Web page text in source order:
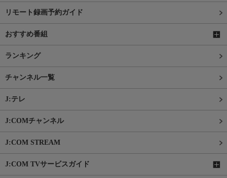
リモート録画予約ガイド
おすすめ番組
ランキング
チャンネル一覧
J:テレ
J:COMチャンネル
J:COM STREAM
J:COM TVサービスガイド